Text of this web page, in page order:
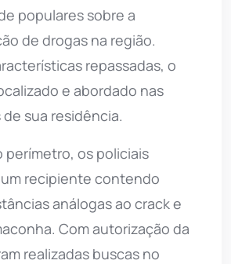
populares sobre a
de drogas na região.
repassadas, o
e abordado nas
sua residência.
perímetro, os policiais
recipiente contendo
análogas ao crack e
Com autorização da
realizadas buscas no